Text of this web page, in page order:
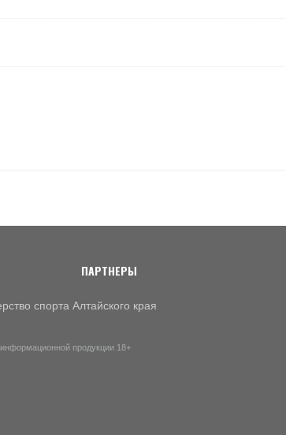
ПАРТНЕРЫ
спорта Алтайского края
информационной продукции 18+